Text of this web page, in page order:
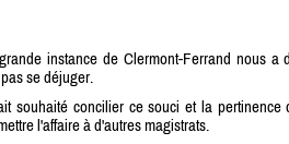
instance de Clermont-Ferrand nous
se déjuger.
souhaité concilier ce souci et la
l'affaire à d'autres magistrats.